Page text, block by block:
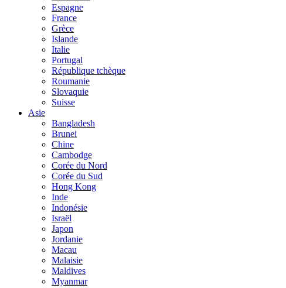
Espagne
France
Grèce
Islande
Italie
Portugal
République tchèque
Roumanie
Slovaquie
Suisse
Asie
Bangladesh
Brunei
Chine
Cambodge
Corée du Nord
Corée du Sud
Hong Kong
Inde
Indonésie
Israël
Japon
Jordanie
Macau
Malaisie
Maldives
Myanmar